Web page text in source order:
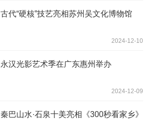
古代“硬核”技艺亮相苏州吴文化博物馆
2024-12-10
永汉光影艺术季在广东惠州举办
2024-12-09
秦巴山水·石泉十美亮相《300秒看家乡》